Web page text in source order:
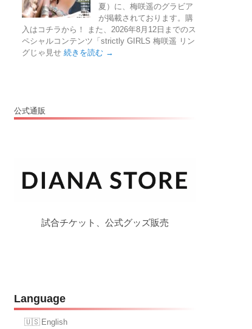
夏）に、梅咲遥のグラビア
が掲載されております。購
入はコチラから！ また、2026年8月12日までのス
ペシャルコンテンツ「strictly GIRLS 梅咲遥 リン
グじゃ見せ 続きを読む →
公式通販
試合チケット、公式グッズ販売
Language
English